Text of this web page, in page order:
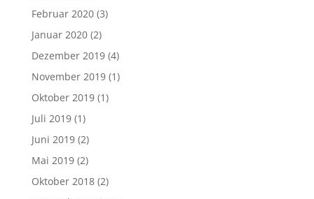
Februar 2020(3)
Januar 2020(2)
Dezember 2019(4)
November 2019(1)
Oktober 2019(1)
Juli 2019(1)
Juni 2019(2)
Mai 2019(2)
Oktober 2018(2)